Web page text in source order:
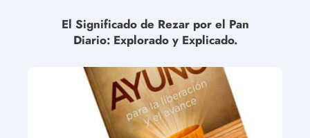
El Significado de Rezar por el Pan
Diario: Explorado y Explicado.